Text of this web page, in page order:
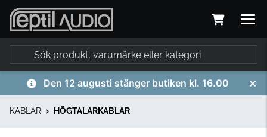
Den 12 augusti stänger butiken kl. 16.00
KABLAR HÖGTALARKABLAR